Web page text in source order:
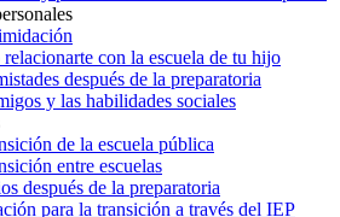
con la escuela de tu hijo
después de la preparatoria
y las habilidades sociales
de la escuela pública
entre escuelas
después de la preparatoria
para la transición a través del IEP